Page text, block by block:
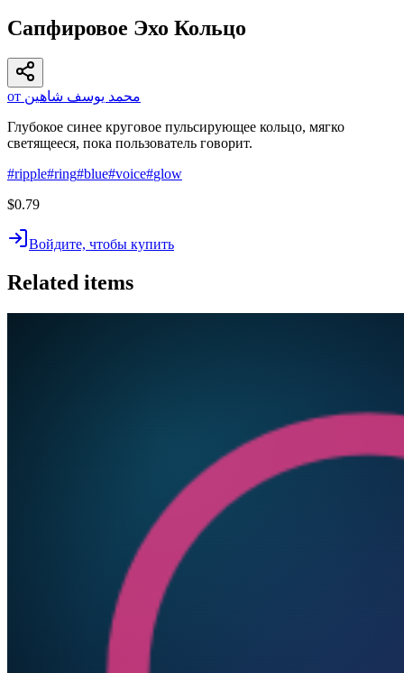
Сапфировое Эхо Кольцо
от محمد يوسف شاهين
Глубокое синее круговое пульсирующее кольцо, мягко
светящееся, пока пользователь говорит.
#ripple#ring#blue#voice#glow
$0.79
Войдите, чтобы купить
Related items